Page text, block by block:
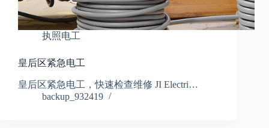
执照电工
皇后区紧急电工
皇后区紧急电工，快速检查维修 JI Electri…
backup_932419